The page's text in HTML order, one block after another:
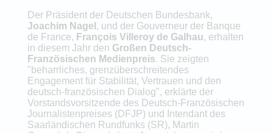
Der Präsident der Deutschen Bundesbank,
Joachim Nagel , und der Gouverneur der Banque
de France, François Villeroy de Galhau, erhalten
in diesem Jahr den Großen Deutsch-
Französischen Medienpreis. Sie zeigten
"beharrliches, grenzüberschreitendes
Engagement für Stabilität, Vertrauen und den
deutsch-französischen Dialog", erklärte der
Vorstandsvorsitzende des Deutsch-Französischen
Journalistenpreises (DFJP) und Intendant des
Saarländischen Rundfunks (SR), Martin